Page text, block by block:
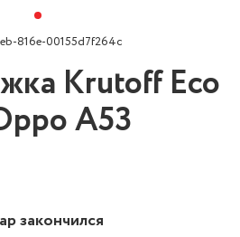
816e-00155d7f264c
Krutoff Eco
A53
закончился